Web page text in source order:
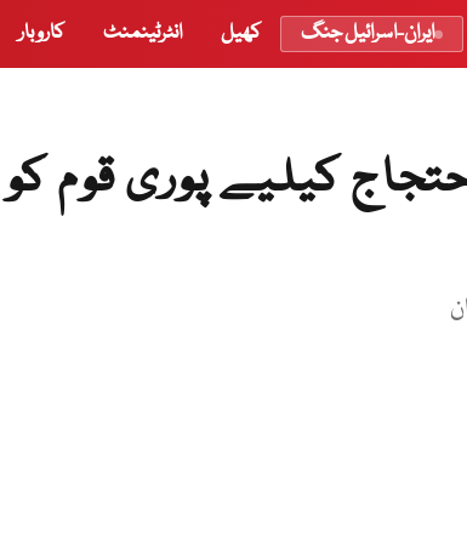
ایران-اسرائیل جنگ کھیل انٹرٹینمنٹ کاروبار
کیلیے پوری قوم کو